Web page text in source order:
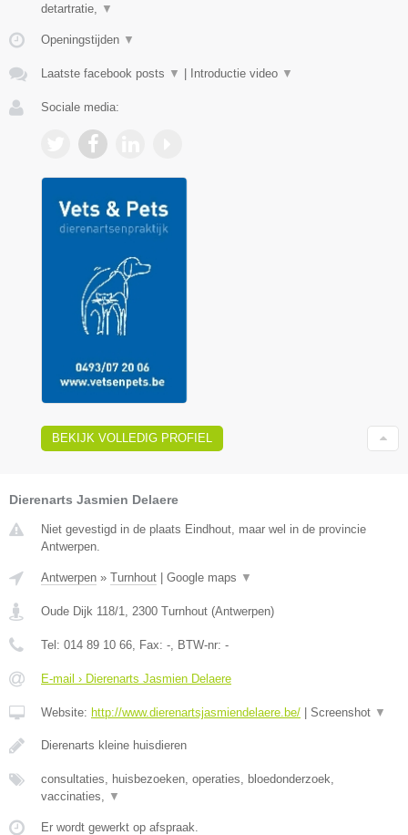
detartratie,
▼
Openingstijden ▼
Laatste facebook posts ▼ Introductie video ▼
Sociale media:
BEKIJK VOLLEDIG PROFIEL
Dierenarts Jasmien Delaere
Niet gevestigd in de plaats Eindhout, maar wel in de provincie
Antwerpen.
Antwerpen » Turnhout Google maps ▼
Oude Dijk 118/1 2300 Turnhout (Antwerpen)
Tel: 014 89 10 66 , Fax: - , BTW-nr: -
E-mail › Dierenarts Jasmien Delaere
Website: http://www.dierenartsjasmiendelaere.be/ Screenshot ▼
Dierenarts kleine huisdieren
consultaties, huisbezoeken, operaties, bloedonderzoek,
vaccinaties,
▼
Er wordt gewerkt op afspraak.